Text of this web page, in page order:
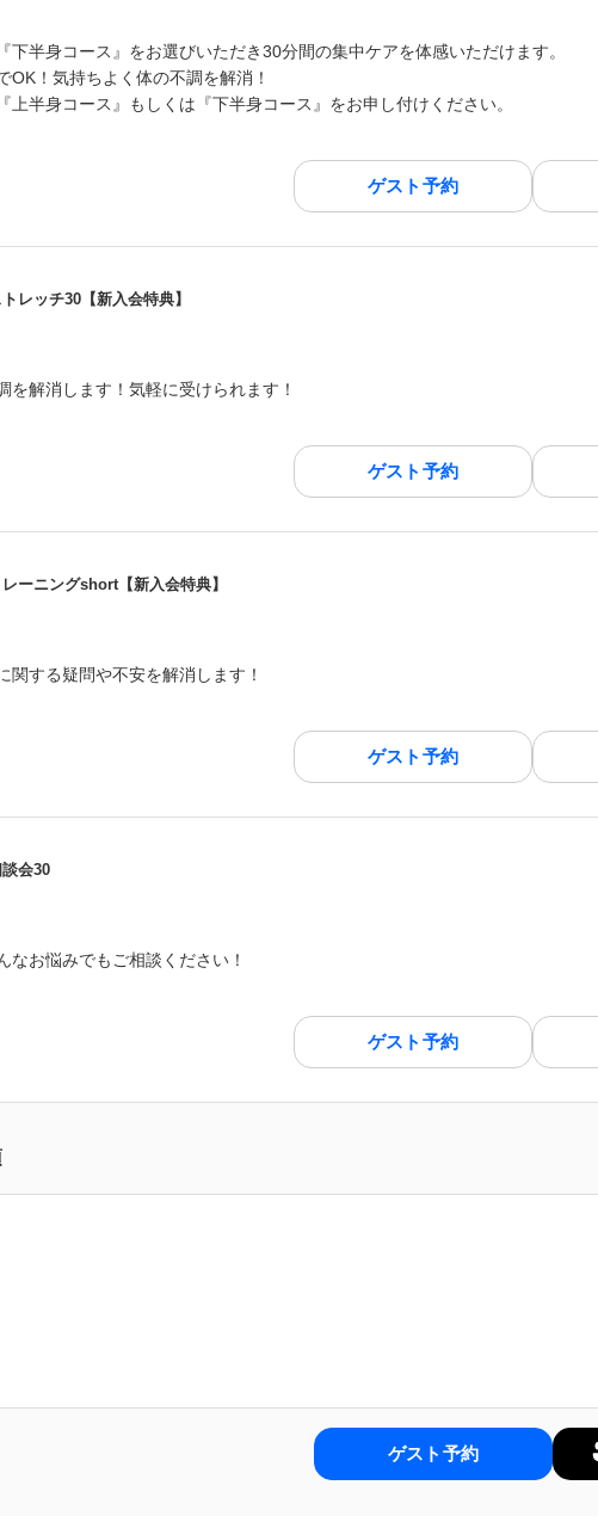
下半身コース』をお選びいただき30分間の集中ケアを体感いただけます。
OK！気持ちよく体の不調を解消！
半身コース』もしくは『下半身コース』をお申し付けください。
ゲスト予約
レッチ30【新入会特典】
を解消します！気軽に受けられます！
ゲスト予約
ーニングshort【新入会特典】
関する疑問や不安を解消します！
ゲスト予約
会30
なお悩みでもご相談ください！
ゲスト予約
ゲスト予約